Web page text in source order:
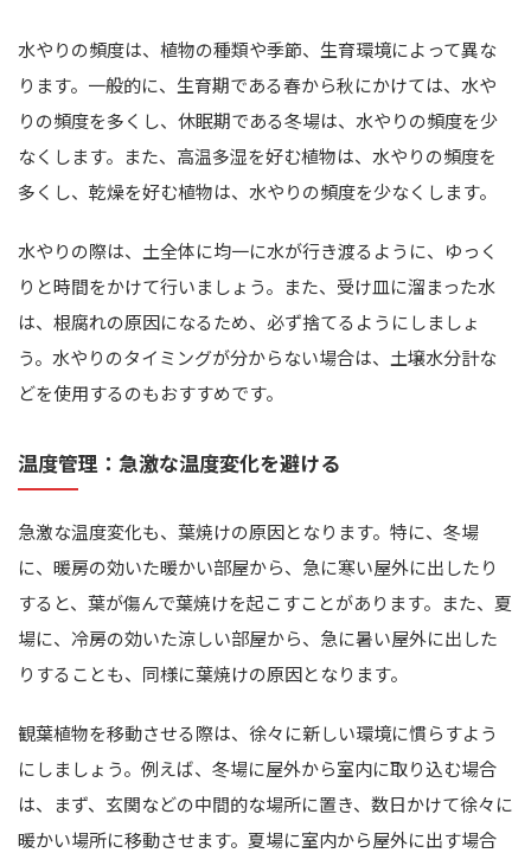
水やりの頻度は、植物の種類や季節、生育環境によって異な
ります。一般的に、生育期である春から秋にかけては、水や
りの頻度を多くし、休眠期である冬場は、水やりの頻度を少
なくします。また、高温多湿を好む植物は、水やりの頻度を
多くし、乾燥を好む植物は、水やりの頻度を少なくします。
水やりの際は、土全体に均一に水が行き渡るように、ゆっく
りと時間をかけて行いましょう。また、受け皿に溜まった水
は、根腐れの原因になるため、必ず捨てるようにしましょ
う。水やりのタイミングが分からない場合は、土壌水分計な
どを使用するのもおすすめです。
温度管理：急激な温度変化を避ける
急激な温度変化も、葉焼けの原因となります。特に、冬場
に、暖房の効いた暖かい部屋から、急に寒い屋外に出したり
すると、葉が傷んで葉焼けを起こすことがあります。また、夏
場に、冷房の効いた涼しい部屋から、急に暑い屋外に出した
りすることも、同様に葉焼けの原因となります。
観葉植物を移動させる際は、徐々に新しい環境に慣らすよう
にしましょう。例えば、冬場に屋外から室内に取り込む場合
は、まず、玄関などの中間的な場所に置き、数日かけて徐々に
暖かい場所に移動させます。夏場に室内から屋外に出す場合